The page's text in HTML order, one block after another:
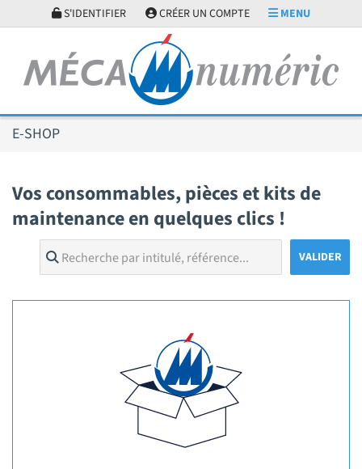
S'IDENTIFIER CRÉER UN COMPTE MENU
E-SHOP
Vos consommables, pièces et kits de
maintenance en quelques clics !
Panneau de gestion des cookies